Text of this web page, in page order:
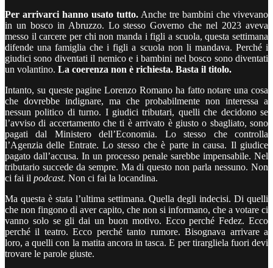
Per arrivarci hanno usato tutto. Anche tre bambini che vivevano
in un bosco in Abruzzo. Lo stesso Governo che nel 2023 aveva
messo il carcere per chi non manda i figli a scuola, questa settimana
difende una famiglia che i figli a scuola non li mandava. Perché i
giudici sono diventati il nemico e i bambini nel bosco sono diventati
un volantino. La coerenza non è richiesta. Basta il titolo.
Intanto, su queste pagine Lorenzo Romano ha fatto notare una cosa
che dovrebbe indignare, ma che probabilmente non interessa a
nessun politico di turno. I giudici tributari, quelli che decidono se
l’avviso di accertamento che ti è arrivato è giusto o sbagliato, sono
pagati dal Ministero dell’Economia. Lo stesso che controlla
l’Agenzia delle Entrate. Lo stesso che è parte in causa. Il giudice
pagato dall’accusa. In un processo penale sarebbe impensabile. Nel
tributario succede da sempre. Ma di questo non parla nessuno. Non
ci fai il podcast. Non ci fai la locandina.
Ma questa è stata l’ultima settimana. Quella degli indecisi. Di quelli
che non fingono di aver capito, che non si informano, che a votare ci
vanno solo se gli dai un buon motivo. Ecco perché Fedez. Ecco
perché il teatro. Ecco perché tanto rumore. Bisognava arrivare a
loro, a quelli con la matita ancora in tasca. E per tirargliela fuori devi
trovare le parole giuste.